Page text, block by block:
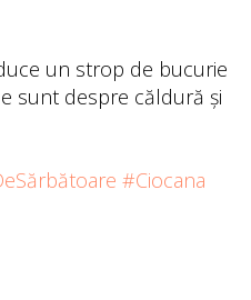
un strop de bucurie
sunt despre căldură și
#Ciocana